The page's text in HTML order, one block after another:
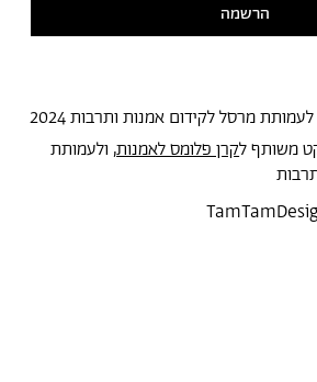
הרשמה
מרסל לקידום אמנות ותרבות 2024
משותף לקרן פלומס לאמנות, ולעמותת